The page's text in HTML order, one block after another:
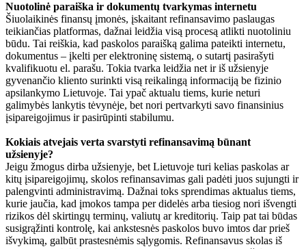
Nuotolinė paraiška ir dokumentų tvarkymas internetu
Šiuolaikinės finansų įmonės, įskaitant refinansavimo paslaugas
teikiančias platformas, dažnai leidžia visą procesą atlikti nuotoliniu
būdu. Tai reiškia, kad paskolos paraišką galima pateikti internetu,
dokumentus – įkelti per elektroninę sistemą, o sutartį pasirašyti
kvalifikuotu el. parašu. Tokia tvarka leidžia net ir iš užsienyje
gyvenančio kliento surinkti visą reikalingą informaciją be fizinio
apsilankymo Lietuvoje. Tai ypač aktualu tiems, kurie neturi
galimybės lankytis tėvynėje, bet nori pertvarkyti savo finansinius
įsipareigojimus ir pasirūpinti stabilumu.
Kokiais atvejais verta svarstyti refinansavimą būnant
užsienyje?
Jeigu žmogus dirba užsienyje, bet Lietuvoje turi kelias paskolas ar
kitų įsipareigojimų, skolos refinansavimas gali padėti juos sujungti ir
palengvinti administravimą. Dažnai toks sprendimas aktualus tiems,
kurie jaučia, kad įmokos tampa per didelės arba tiesiog nori išvengti
rizikos dėl skirtingų terminų, valiutų ar kreditorių. Taip pat tai būdas
susigrąžinti kontrolę, kai ankstesnės paskolos buvo imtos dar prieš
išvykimą, galbūt prastesnėmis sąlygomis. Refinansavus skolas iš